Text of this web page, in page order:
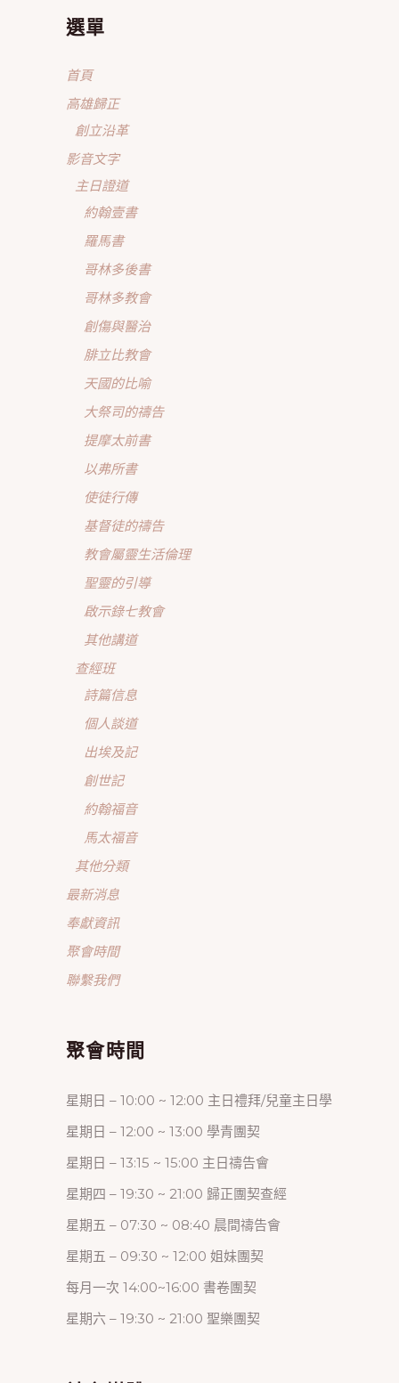
選單
首頁
高雄歸正
創立沿革
影音文字
主日證道
約翰壹書
羅馬書
哥林多後書
哥林多教會
創傷與醫治
腓立比教會
天國的比喻
大祭司的禱告
提摩太前書
以弗所書
使徒行傳
基督徒的禱告
教會屬靈生活倫理
聖靈的引導
啟示錄七教會
其他講道
查經班
詩篇信息
個人談道
出埃及記
創世記
約翰福音
馬太福音
其他分類
最新消息
奉獻資訊
聚會時間
聯繫我們
聚會時間
星期日 – 10:00 ~ 12:00 主日禮拜/兒童主日學
星期日 – 12:00 ~ 13:00 學青團契
星期日 – 13:15 ~ 15:00 主日禱告會
星期四 – 19:30 ~ 21:00 歸正團契查經
星期五 – 07:30 ~ 08:40 晨間禱告會
星期五 – 09:30 ~ 12:00 姐妹團契
每月一次 14:00~16:00 書卷團契
星期六 – 19:30 ~ 21:00 聖樂團契